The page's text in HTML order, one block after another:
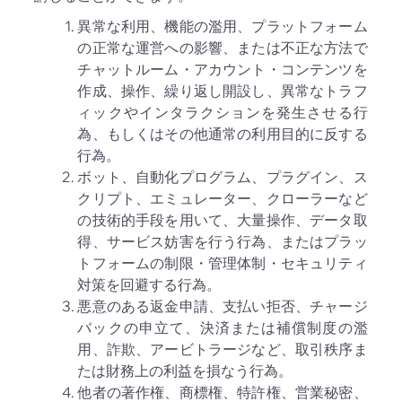
異常な利用、機能の濫用、プラットフォーム
の正常な運営への影響、または不正な方法で
チャットルーム・アカウント・コンテンツを
作成、操作、繰り返し開設し、異常なトラフ
ィックやインタラクションを発生させる行
為、もしくはその他通常の利用目的に反する
行為。
ボット、自動化プログラム、プラグイン、ス
クリプト、エミュレーター、クローラーなど
の技術的手段を用いて、大量操作、データ取
得、サービス妨害を行う行為、またはプラッ
トフォームの制限・管理体制・セキュリティ
対策を回避する行為。
悪意のある返金申請、支払い拒否、チャージ
バックの申立て、決済または補償制度の濫
用、詐欺、アービトラージなど、取引秩序ま
たは財務上の利益を損なう行為。
他者の著作権、商標権、特許権、営業秘密、